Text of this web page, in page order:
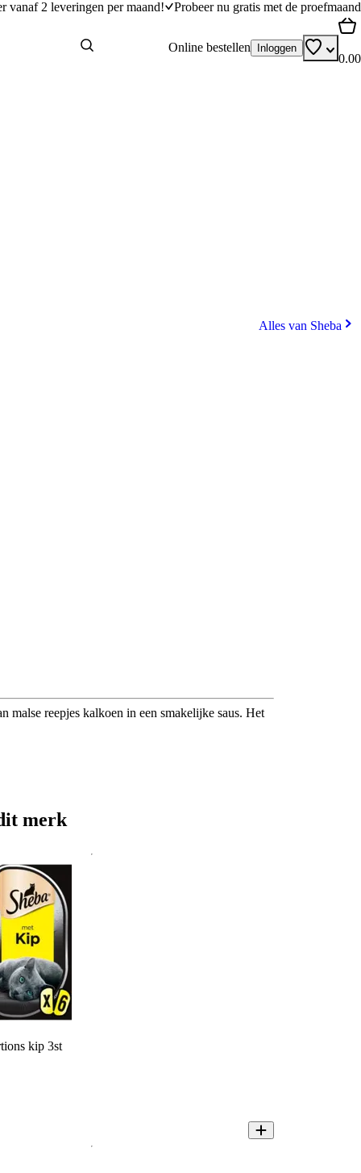
vanaf 2 leveringen per maand! Probeer nu gratis met de proefmaand
Online bestellen Inloggen
0.00
Alles van Sheba
malse reepjes kalkoen in een smakelijke saus. Het
merk
kip 3st